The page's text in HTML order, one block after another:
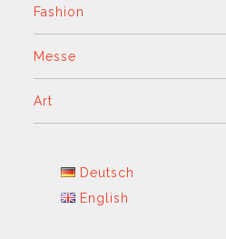
Fashion
Messe
Art
Deutsch
English